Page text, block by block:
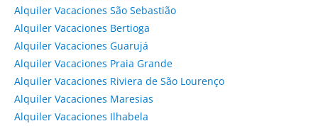
Alquiler Vacaciones São Sebastião
Alquiler Vacaciones Bertioga
Alquiler Vacaciones Guarujá
Alquiler Vacaciones Praia Grande
Alquiler Vacaciones Riviera de São Lourenço
Alquiler Vacaciones Maresias
Alquiler Vacaciones Ilhabela